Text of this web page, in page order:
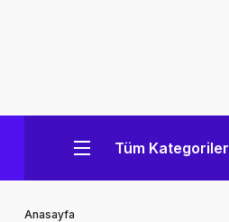
Tüm Kategoriler
Anasayfa